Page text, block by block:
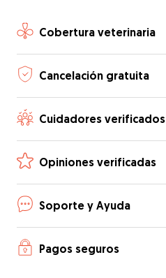
Cobertura veterinaria
Cancelación gratuita
Cuidadores verificados
Opiniones verificadas
Soporte y Ayuda
Pagos seguros